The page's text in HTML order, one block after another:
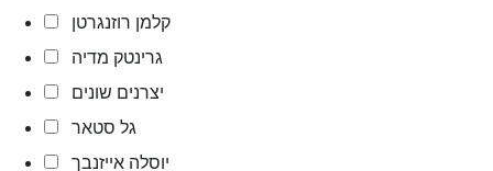
קלמן רוזנגרטן
גרינטק מדיה
יצרנים שונים
גל סטאר
יוסלה אייזנבך